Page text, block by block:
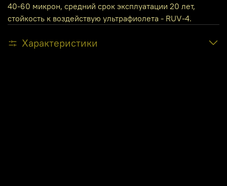
40-60 микрон, средний срок эксплуатации 20 лет,
стойкость к воздействую ультрафиолета - RUV-4.
Характеристики